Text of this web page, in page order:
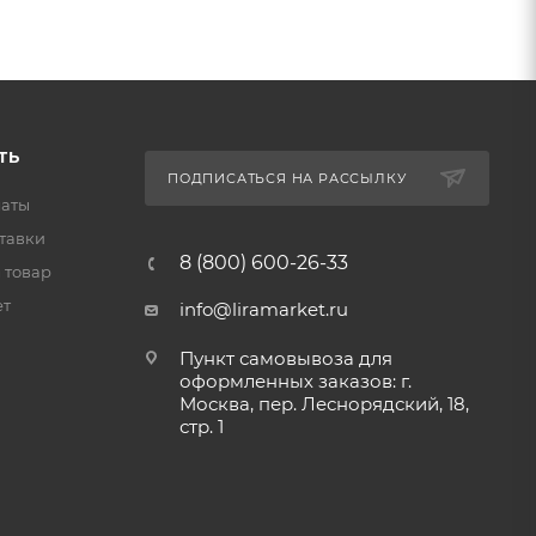
товар
ПОДПИСАТЬСЯ НА РАССЫЛКУ
8 (800) 600-26-33
info@liramarket.ru
Пункт самовывоза для
оформленных заказов: г.
Москва, пер. Леснорядский, 18,
стр. 1